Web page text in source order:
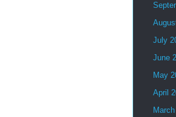
July
June
May
April